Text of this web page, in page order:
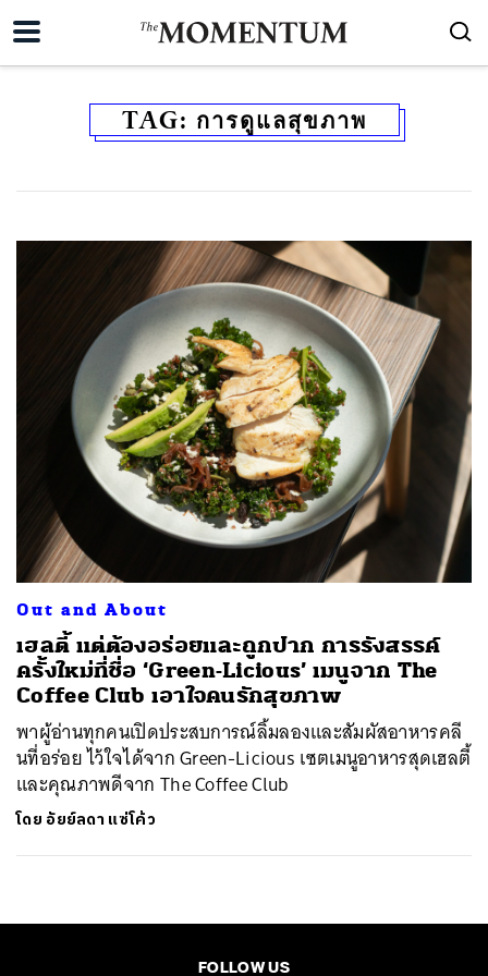
TAG: การดูแลสุขภาพ
Out and About
เฮลตี้ แต่ต้องอร่อยและถูกปาก การรังสรรค์
ครั้งใหม่ที่ชื่อ ‘Green-Licious’ เมนูจาก The
Coffee Club เอาใจคนรักสุขภาพ
พาผู้อ่านทุกคนเปิดประสบการณ์ลิ้มลองและสัมผัสอาหารคลี
นที่อร่อย ไว้ใจได้จาก Green-Licious เซตเมนูอาหารสุดเฮลตี้
และคุณภาพดีจาก The Coffee Club
โดย อัยย์ลดา แซ่โค้ว
FOLLOW US
ค้นหา
SHARE EMAIL